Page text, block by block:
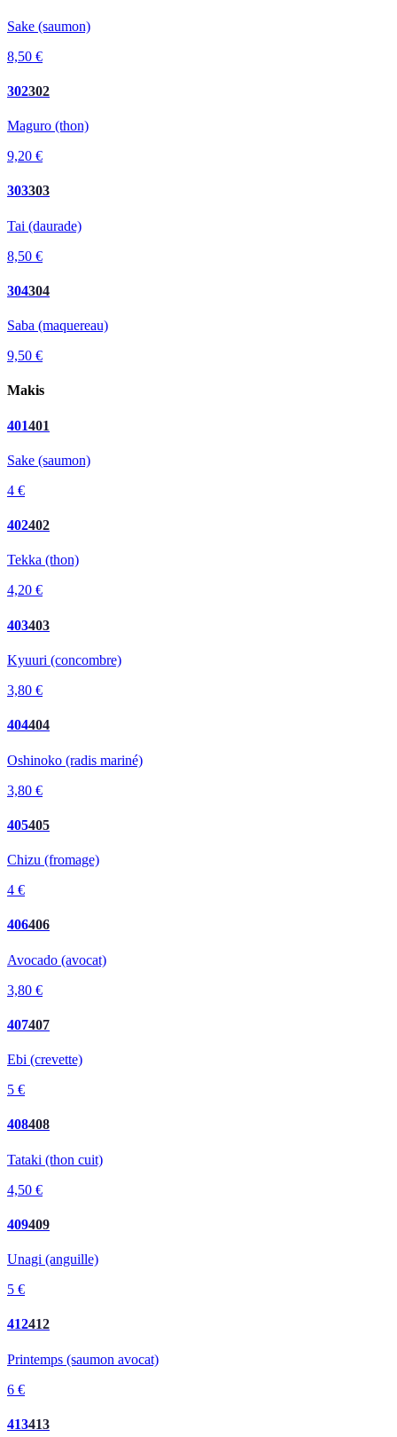
Sake (saumon)
8,50 €
302302
Maguro (thon)
9,20 €
303303
Tai (daurade)
8,50 €
304304
Saba (maquereau)
9,50 €
Makis
401401
Sake (saumon)
4 €
402402
Tekka (thon)
4,20 €
403403
Kyuuri (concombre)
3,80 €
404404
Oshinoko (radis mariné)
3,80 €
405405
Chizu (fromage)
4 €
406406
Avocado (avocat)
3,80 €
407407
Ebi (crevette)
5 €
408408
Tataki (thon cuit)
4,50 €
409409
Unagi (anguille)
5 €
412412
Printemps (saumon avocat)
6 €
413413